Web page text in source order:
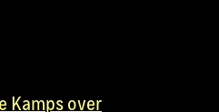
Kamps over